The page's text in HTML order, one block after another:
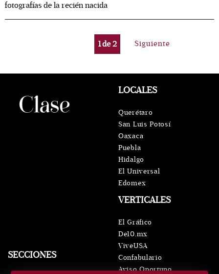
fotografías de la recién nacida
1de2 Siguiente
SECCIONES
VERTICALES
El Gráfico
De10.mx
ViveUSA
Confabulario
Aviso Oportuno
LOCALES
Querétaro
San Luis Potosí
Oaxaca
Puebla
Hidalgo
El Universal
Edomex